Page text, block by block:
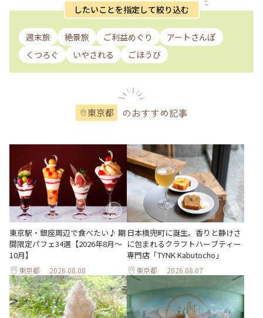
したいことを指定して絞り込む
週末旅 絶景旅 ご利益めぐり
アートさんぽ
くつろぐ
いやされる ごほうび
東京都 のおすすめ記事
東京駅・銀座周辺で食べたい♪ 期
間限定パフェ34選【2026年8月～
10月】
東京都 2026.08.08
日本橋兜町に誕生。香りと静けさ
に包まれるクラフトハーブティー
専門店「TYNK Kabutocho」
東京都 2026.08.07